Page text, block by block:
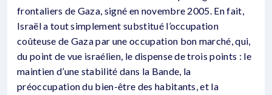
frontaliers de Gaza, signé en novembre 2005. En fait,
Israël a tout simplement substitué l’occupation
coûteuse de Gaza par une occupation bon marché, qui,
du point de vue israélien, le dispense de trois points : le
maintien d’une stabilité dans la Bande, la
préoccupation du bien-être des habitants, et la